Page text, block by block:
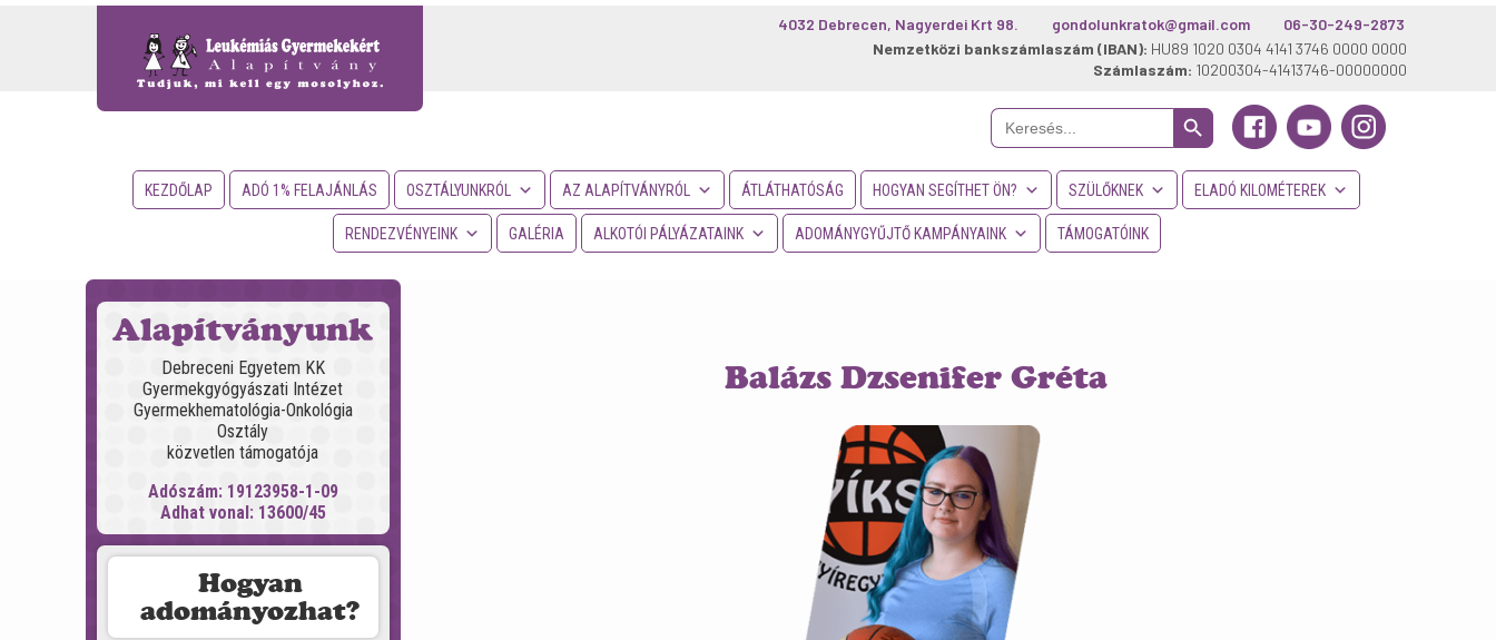
06-30-249-2873
gondolunkratok@gmail.com
4032 Debrecen, Nagyerdei Krt 98.
Nemzetközi bankszámlaszám (IBAN): HU89 1020 0304 4141 3746 0000 0000
Számlaszám: 10200304-41413746-00000000
Search
for:
Search Button
KEZDŐLAP ADÓ 1% FELAJÁNLÁS OSZTÁLYUNKRÓL AZ ALAPÍTVÁNYRÓL ÁTLÁTHATÓSÁG HOGYAN SEGÍTHET ÖN? SZÜLŐKNEK ELADÓ KILOMÉTEREK
RENDEZVÉNYEINK GALÉRIA ALKOTÓI PÁLYÁZATAINK ADOMÁNYGYŰJTŐ KAMPÁNYAINK TÁMOGATÓINK
Alapítványunk
Debreceni Egyetem KK
Gyermekgyógyászati Intézet
Gyermekhematológia-Onkológia
Osztály
közvetlen támogatója
Adószám: 19123958-1-09
Adhat vonal: 13600/45
Hogyan
adományozhat?
Balázs Dzsenifer Gréta